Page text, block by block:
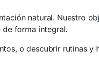
natural. Nuestro
forma integral.
o descubrir rutinas y